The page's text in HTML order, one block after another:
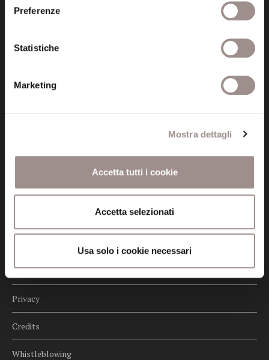
Preferenze
Statistiche
Marketing
Mostra dettagli
Accetta tutti i cookie
Accetta selezionati
Usa solo i cookie necessari
fondazionecollegiosancarlo@legalmail.it
Informazioni
Amministrazione trasparente
Cookie policy
Privacy
Credits
Whistleblowing